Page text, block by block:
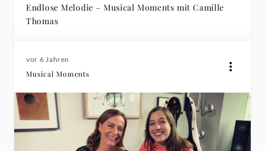
Endlose Melodie – Musical Moments mit Camille
Thomas
vor 6 Jahren
Musical Moments